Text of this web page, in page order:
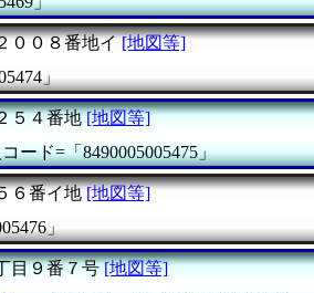
００８番地イ [地図等]
」
５４番地 [地図等]
ード=「8490005005475」
６番イ地 [地図等]
」
目９番７号 [地図等]